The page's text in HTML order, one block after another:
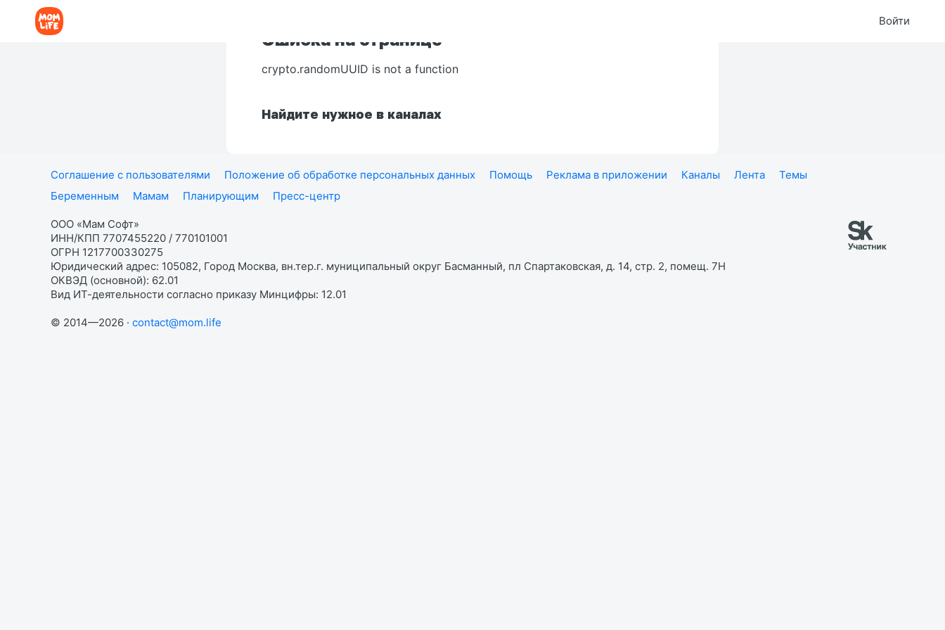
Войти
Ошибка на странице
crypto.randomUUID is not a function
Найдите нужное в каналах
Соглашение с пользователями Положение об обработке персональных данных Помощь Реклама в приложении Каналы Лента
Темы
Беременным
Мамам Планирующим Пресс-центр
ООО «Мам Софт»
ИНН/КПП 7707455220 / 770101001
ОГРН 1217700330275
Юридический адрес: 105082, Город Москва, вн.тер.г. муниципальный округ Басманный, пл Спартаковская, д. 14, стр. 2, помещ. 7Н
ОКВЭД (основной): 62.01
Вид ИТ-деятельности согласно приказу Минцифры: 12.01
© 2014—2026 · contact@mom.life